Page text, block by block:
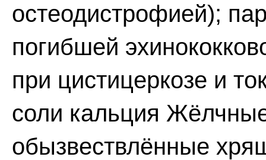
остеодистрофией);
погибшей
при цистицеркозе и
соли кальция
обызвествлённые